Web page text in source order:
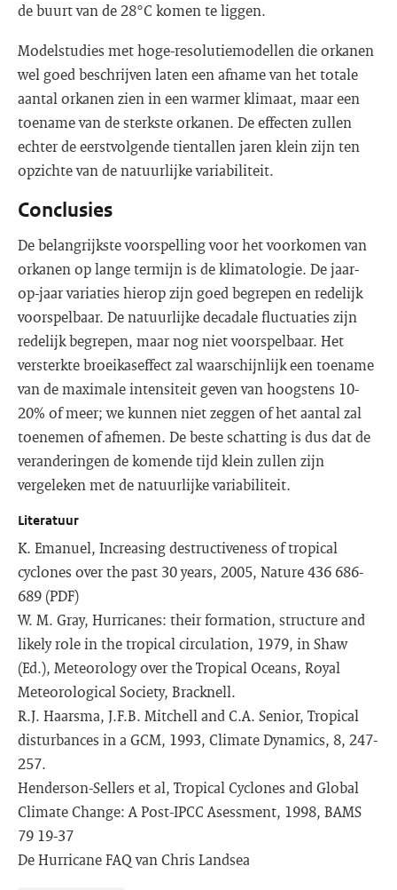
de buurt van de 28°C komen te liggen.
Modelstudies met hoge-resolutiemodellen die orkanen
wel goed beschrijven laten een afname van het totale
aantal orkanen zien in een warmer klimaat, maar een
toename van de sterkste orkanen. De effecten zullen
echter de eerstvolgende tientallen jaren klein zijn ten
opzichte van de natuurlijke variabiliteit.
Conclusies
De belangrijkste voorspelling voor het voorkomen van
orkanen op lange termijn is de klimatologie. De jaar-
op-jaar variaties hierop zijn goed begrepen en redelijk
voorspelbaar. De natuurlijke decadale fluctuaties zijn
redelijk begrepen, maar nog niet voorspelbaar. Het
versterkte broeikaseffect zal waarschijnlijk een toename
van de maximale intensiteit geven van hoogstens 10-
20% of meer; we kunnen niet zeggen of het aantal zal
toenemen of afnemen. De beste schatting is dus dat de
veranderingen de komende tijd klein zullen zijn
vergeleken met de natuurlijke variabiliteit.
Literatuur
K. Emanuel, Increasing destructiveness of tropical
cyclones over the past 30 years, 2005, Nature 436 686-
689 (PDF)
W. M. Gray, Hurricanes: their formation, structure and
likely role in the tropical circulation, 1979, in Shaw
(Ed.), Meteorology over the Tropical Oceans, Royal
Meteorological Society, Bracknell.
R.J. Haarsma, J.F.B. Mitchell and C.A. Senior, Tropical
disturbances in a GCM, 1993, Climate Dynamics, 8, 247-
257.
Henderson-Sellers et al, Tropical Cyclones and Global
Climate Change: A Post-IPCC Asessment, 1998, BAMS
79 19-37
De Hurricane FAQ van Chris Landsea